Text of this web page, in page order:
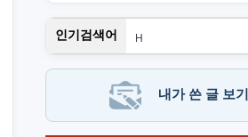
인기검색어
H
1
뉴몰
PT
내가 쓴 글 보기